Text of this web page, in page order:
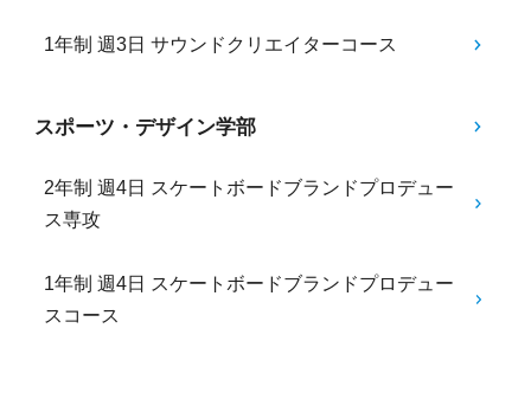
1年制 週3日 サウンドクリエイターコース
スポーツ・デザイン学部
2年制 週4日 スケートボードブランドプロデュー
ス専攻
1年制 週4日 スケートボードブランドプロデュー
スコース